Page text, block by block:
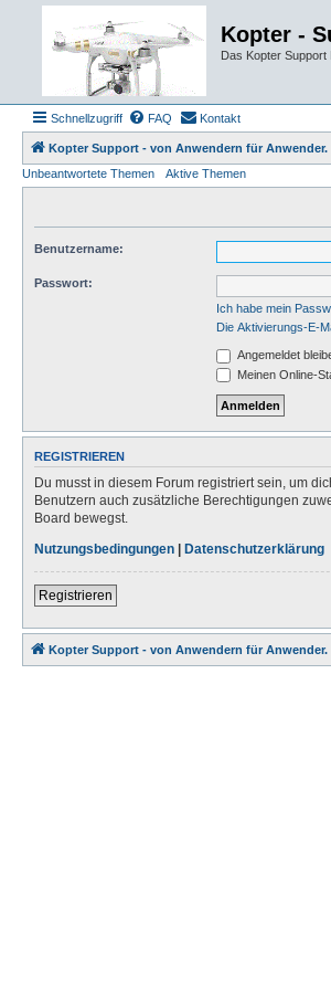
Kopter -
Das Kopter Support
Schnellzugriff FAQ Kontakt
Kopter Support - von Anwendern für Anwender.
Unbeantwortete Themen
Aktive Themen
Benutzername:
Passwort:
Ich habe mein
Die Aktivierungs-E-
Angemeldet
Meinen Online-
REGISTRIEREN
Du musst in diesem Forum registriert sein, um
Benutzern auch zusätzliche Berechtigungen
Board bewegst.
Nutzungsbedingungen | Datenschutzerklärung
Registrieren
Kopter Support - von Anwendern für Anwender.